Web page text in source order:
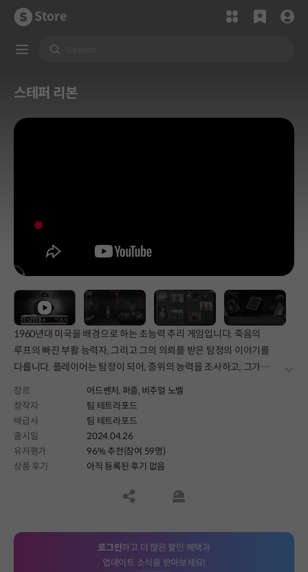
Store
스테퍼 리본
1960년대 미국을 배경으로 하는 초능력 추리 게임입니다. 죽음의
루프의 빠진 부활 능력자, 그리고 그의 의뢰를 받은 탐정의 이야기를
다룹니다. 플레이어는 탐정이 되어, 중위의 능력을 조사하고, 그가
더보
장르 어드벤처,퍼즐, 비주얼 노벨
창작자
팀 테트라포드
배급사
팀 테트라포드
출시일
2024.04.26
유저평가
96% 추천(참여 59명)
상품 후기
아직 등록된 후기 없음
공유하기신고하기
로그인하고 더 많은 할인 혜택과
업데이트 소식을 받아보세요!